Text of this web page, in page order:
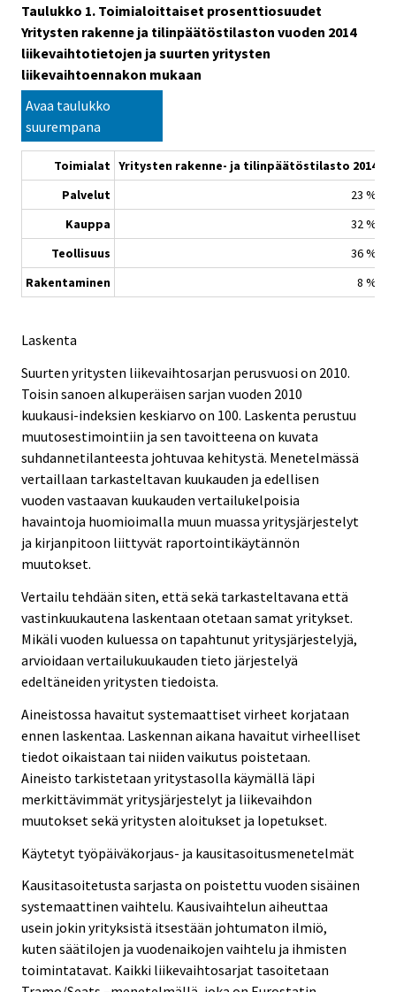
Taulukko 1. Toimialoittaiset prosenttiosuudet
Yritysten rakenne ja tilinpäätöstilaston vuoden 2014
liikevaihtotietojen ja suurten yritysten
liikevaihtoennakon mukaan
Avaa taulukko
suurempana
Toimialat Yritysten rakenne- ja tilinpäätöstilasto 2014
Palvelut
23 %
Kauppa
32 %
Teollisuus
36 %
Rakentaminen
8 %
Laskenta
Suurten yritysten liikevaihtosarjan perusvuosi on 2010.
Toisin sanoen alkuperäisen sarjan vuoden 2010
kuukausi-indeksien keskiarvo on 100. Laskenta perustuu
muutosestimointiin ja sen tavoitteena on kuvata
suhdannetilanteesta johtuvaa kehitystä. Menetelmässä
vertaillaan tarkasteltavan kuukauden ja edellisen
vuoden vastaavan kuukauden vertailukelpoisia
havaintoja huomioimalla muun muassa yritysjärjestelyt
ja kirjanpitoon liittyvät raportointikäytännön
muutokset.
Vertailu tehdään siten, että sekä tarkasteltavana että
vastinkuukautena laskentaan otetaan samat yritykset.
Mikäli vuoden kuluessa on tapahtunut yritysjärjestelyjä,
arvioidaan vertailukuukauden tieto järjestelyä
edeltäneiden yritysten tiedoista.
Aineistossa havaitut systemaattiset virheet korjataan
ennen laskentaa. Laskennan aikana havaitut virheelliset
tiedot oikaistaan tai niiden vaikutus poistetaan.
Aineisto tarkistetaan yritystasolla käymällä läpi
merkittävimmät yritysjärjestelyt ja liikevaihdon
muutokset sekä yritysten aloitukset ja lopetukset.
Käytetyt työpäiväkorjaus- ja kausitasoitusmenetelmät
Kausitasoitetusta sarjasta on poistettu vuoden sisäinen
systemaattinen vaihtelu. Kausivaihtelun aiheuttaa
usein jokin yrityksistä itsestään johtumaton ilmiö,
kuten säätilojen ja vuodenaikojen vaihtelu ja ihmisten
toimintatavat. Kaikki liikevaihtosarjat tasoitetaan